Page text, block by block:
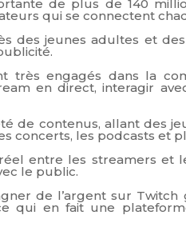
de plus de 140
qui se connectent
des jeunes adultes et
très engagés dans la
en direct, interagir
de contenus, allant des
concerts, les podcasts et
entre les streamers et
le public.
de l’argent sur Twitch
qui en fait une